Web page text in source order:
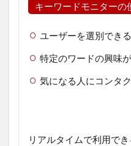
キーワードモニターの
ユーザーを選別できる
特定のワードの興味
気になる人にコンタ
リアルタイムで利用で